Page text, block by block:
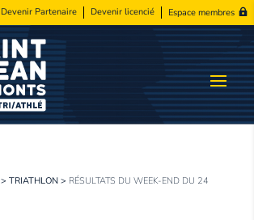
Devenir Partenaire Devenir licencié Espace membres
> TRIATHLON> RÉSULTATS DU WEEK-END DU 24